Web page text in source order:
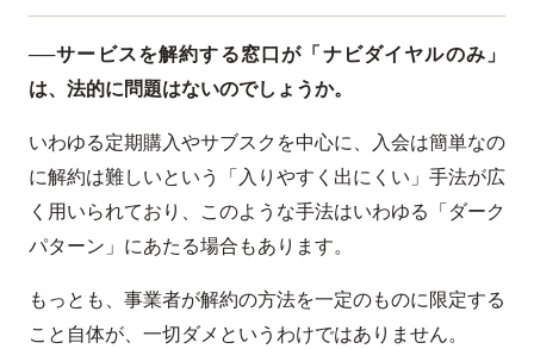
──サービスを解約する窓口が「ナビダイヤルのみ」
は、法的に問題はないのでしょうか。
いわゆる定期購入やサブスクを中心に、入会は簡単なの
に解約は難しいという「入りやすく出にくい」手法が広
く用いられており、このような手法はいわゆる「ダーク
パターン」にあたる場合もあります。
もっとも、事業者が解約の方法を一定のものに限定する
こと自体が、一切ダメというわけではありません。